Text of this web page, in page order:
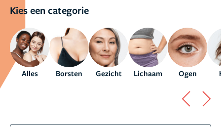
Kies een categorie
Alles Borsten Gezicht Lichaam Ogen